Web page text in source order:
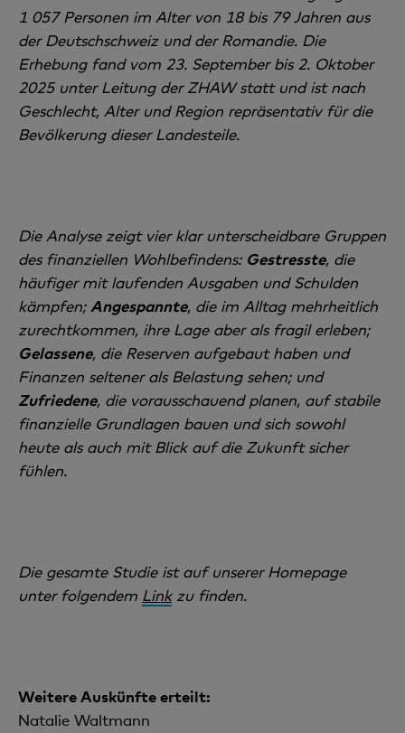
1 057 Personen im Alter von 18 bis 79 Jahren aus
der Deutschschweiz und der Romandie. Die
Erhebung fand vom 23. September bis 2. Oktober
2025 unter Leitung der ZHAW statt und ist nach
Geschlecht, Alter und Region repräsentativ für die
Bevölkerung dieser Landesteile.
Die Analyse zeigt vier klar unterscheidbare Gruppen
des finanziellen Wohlbefindens: Gestresste, die
häufiger mit laufenden Ausgaben und Schulden
kämpfen; Angespannte, die im Alltag mehrheitlich
zurechtkommen, ihre Lage aber als fragil erleben;
Gelassene, die Reserven aufgebaut haben und
Finanzen seltener als Belastung sehen; und
Zufriedene, die vorausschauend planen, auf stabile
finanzielle Grundlagen bauen und sich sowohl
heute als auch mit Blick auf die Zukunft sicher
fühlen.
Die gesamte Studie ist auf unserer Homepage
unter folgendem Linkzu finden.
Weitere Auskünfte erteilt:
Natalie Waltmann